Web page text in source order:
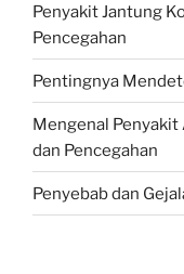
Penyakit Jantung
Pencegahan
Pentingnya
Mengenal Penyakit
dan Pencegahan
Penyebab dan